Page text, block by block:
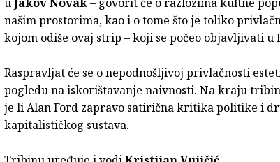
našim prostorima, kao i o tome što je toliko
kojom odiše ovaj strip – koji se počeo objavljivati
Raspravljat će se o nepodnošljivoj privlačnosti
pogledu na iskorištavanje naivnosti. Na kraju
je li Alan Ford zapravo satirična kritika politike i
kapitalističkog sustava.